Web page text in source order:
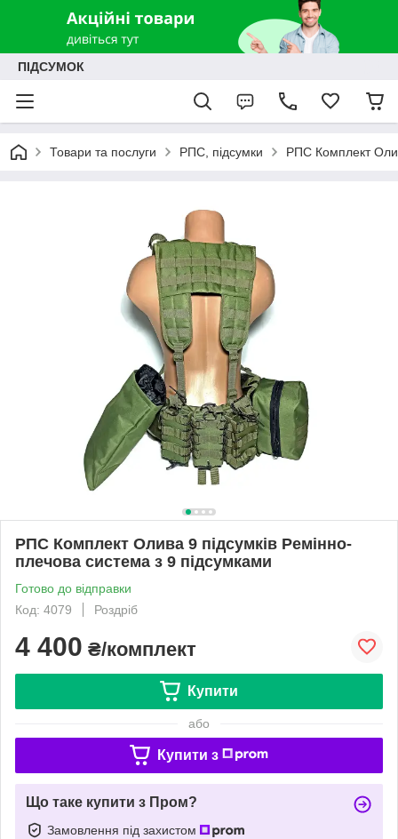
ПІДСУМОК
Товари та послуги РПС, підсумки РПС Комплект
РПС Комплект Олива 9 підсумків Ремінно-
плечова система з 9 підсумками
Готово до відправки
Код: 4079
Роздріб
4 400 ₴/комплект
Купити
або
Купити з
Що таке купити з Пром?
Замовлення під захистом